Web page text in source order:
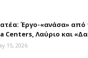
Έργο-«ανάσα» από
Centers, Λαύριο και
15, 2026